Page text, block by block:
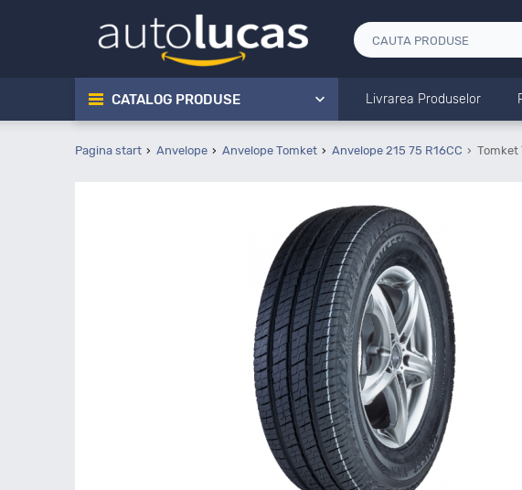
CATALOG PRODUSE Livrarea Produselor
Pagina start Anvelope Anvelope Tomket Anvelope 215 75 R16CC Tomket